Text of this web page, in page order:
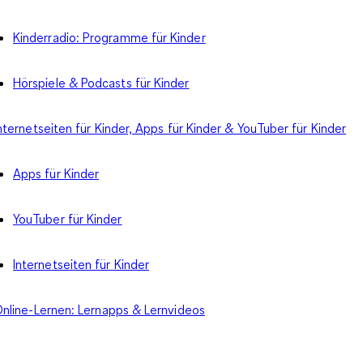
Kinderradio: Programme für Kinder
Hörspiele & Podcasts für Kinder
für Kinder, Apps für Kinder & YouTuber für Kinder
Apps für Kinder
YouTuber für Kinder
Internetseiten für Kinder
Lernen: Lernapps & Lernvideos